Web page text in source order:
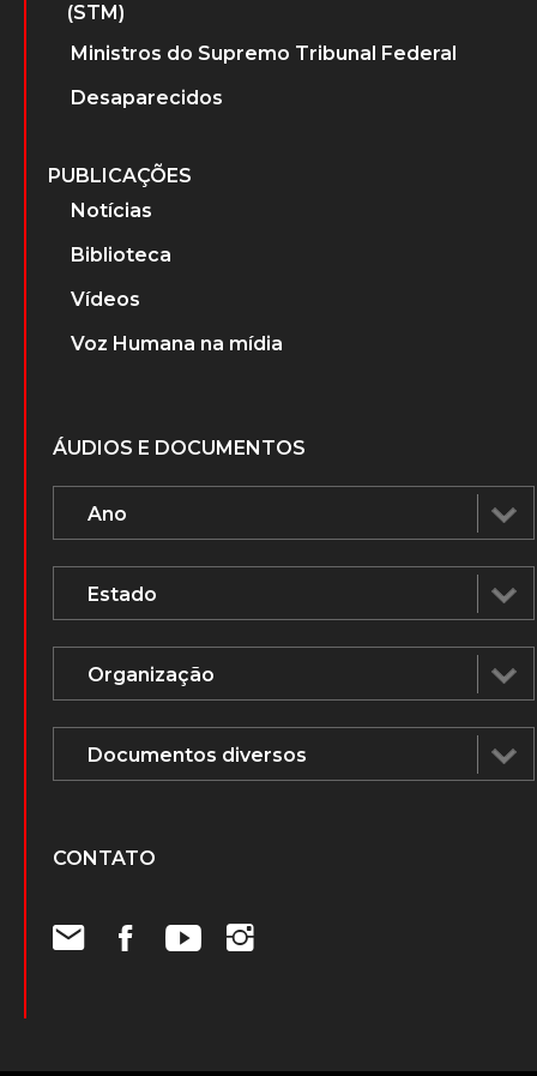
(STM)
Ministros do Supremo Tribunal Federal
Desaparecidos
PUBLICAÇÕES
Notícias
Biblioteca
Vídeos
Voz Humana na mídia
ÁUDIOS E DOCUMENTOS
CONTATO